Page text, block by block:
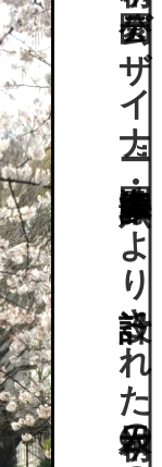
“日本初の公園デザイナー”造園家・本多静六により設計された日本初の洋風公園の一つ。